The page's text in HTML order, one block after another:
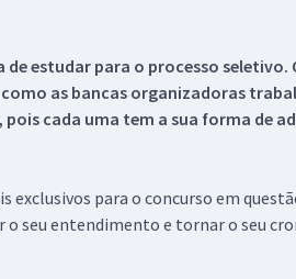
estudar para o processo
as bancas organizadoras
cada uma tem a sua forma de
exclusivos para o concurso em
seu entendimento e tornar o seu